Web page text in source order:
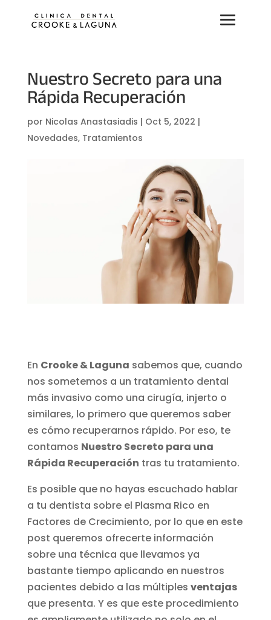
Nuestro Secreto para una
Rápida Recuperación
por Nicolas Anastasiadis | Oct 5, 2022 |
Novedades, Tratamientos
En Crooke & Laguna sabemos que, cuando
nos sometemos a un tratamiento dental
más invasivo como una cirugía, injerto o
similares, lo primero que queremos saber
es cómo recuperarnos rápido. Por eso, te
contamos Nuestro Secreto para una
Rápida Recuperación tras tu tratamiento.
Es posible que no hayas escuchado hablar
a tu dentista sobre el Plasma Rico en
Factores de Crecimiento, por lo que en este
post queremos ofrecerte información
sobre una técnica que llevamos ya
bastante tiempo aplicando en nuestros
pacientes debido a las múltiples ventajas
que presenta. Y es que este procedimiento